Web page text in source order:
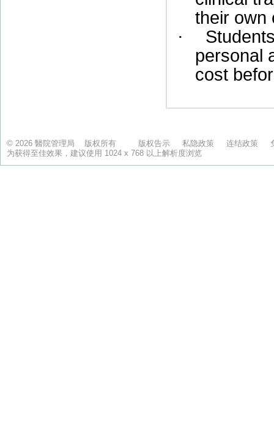
© 2026 醫院管理局 版权所有 版权告示 私隐政策 连结政策
为获得至佳效果，建议使用 1024 x 768 以上解析度浏览